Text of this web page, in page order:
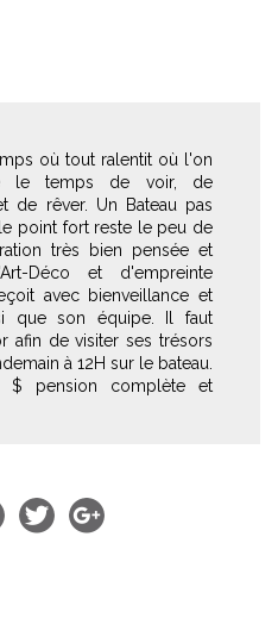
où tout ralentit où l'on
le temps de voir, de
de rêver. Un Bateau pas
point fort reste le peu de
très bien pensée et
Déco et d'empreinte
avec bienveillance et
que son équipe. Il faut
afin de visiter ses trésors
à 12H sur le bateau.
$ pension complète et